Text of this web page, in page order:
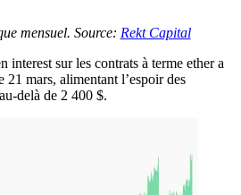
mensuel. Source: Rekt Capital
interest sur les contrats à terme ether a
mars, alimentant l’espoir des
delà de 2 400 $.